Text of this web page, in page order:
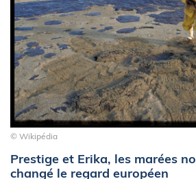
© Wikipédia
Prestige et Erika, les marées
changé le regard européen